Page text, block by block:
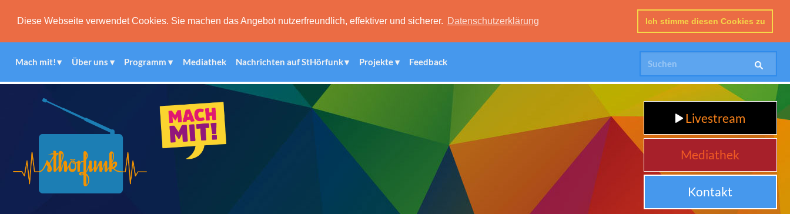
Diese Webseite verwendet Cookies. Sie machen das Angebot nutzerfreundlich, effektiver und sicherer. Datenschutzerklärung Ich stimme diesen Cookies zu
Mach mit! Über uns Programm Mediathek Nachrichten auf StHörfunk Projekte Feedback
Livestream
Mediathek
Kontakt